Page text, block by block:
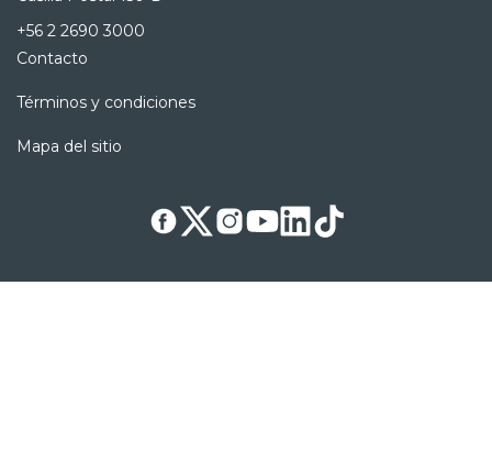
+56 2 2690 3000
Contacto
Términos y condiciones
Mapa del sitio